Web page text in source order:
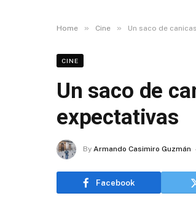
Home » Cine » Un saco de
CINE
Un saco de
expectativas
By Armando Casimiro Guzmán
Facebook